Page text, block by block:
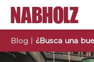
Nabholz Construction
Blog | ¿Busca una